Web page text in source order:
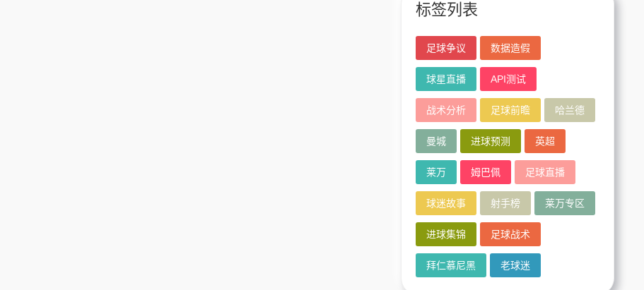
标签列表
足球争议 数据造假
球星直播 API测试
战术分析 足球前瞻 哈兰德
曼城 进球预测 英超
莱万 姆巴佩 足球直播
球迷故事 射手榜 莱万专区
进球集锦 足球战术
拜仁慕尼黑 老球迷